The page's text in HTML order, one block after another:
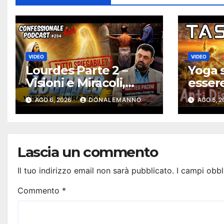
VIDEO
Lourdes Parte 2 –
Visioni e Miracoli,
tutto spiegabile? |
Debunking |
AGO 6, 2026 DONALEMANNO
VIDEO
Yoga
solari
AGO 5,
Lascia un commento
Il tuo indirizzo email non sarà pubblicato. I campi
Commento *